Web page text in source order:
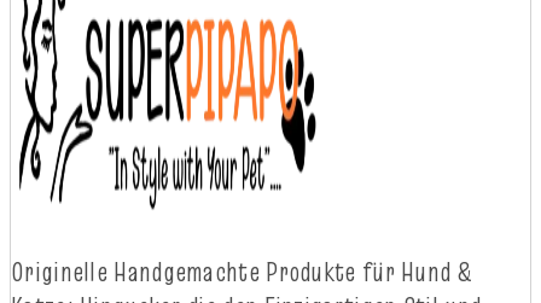
Originelle Handgemachte Produkte für Hund &